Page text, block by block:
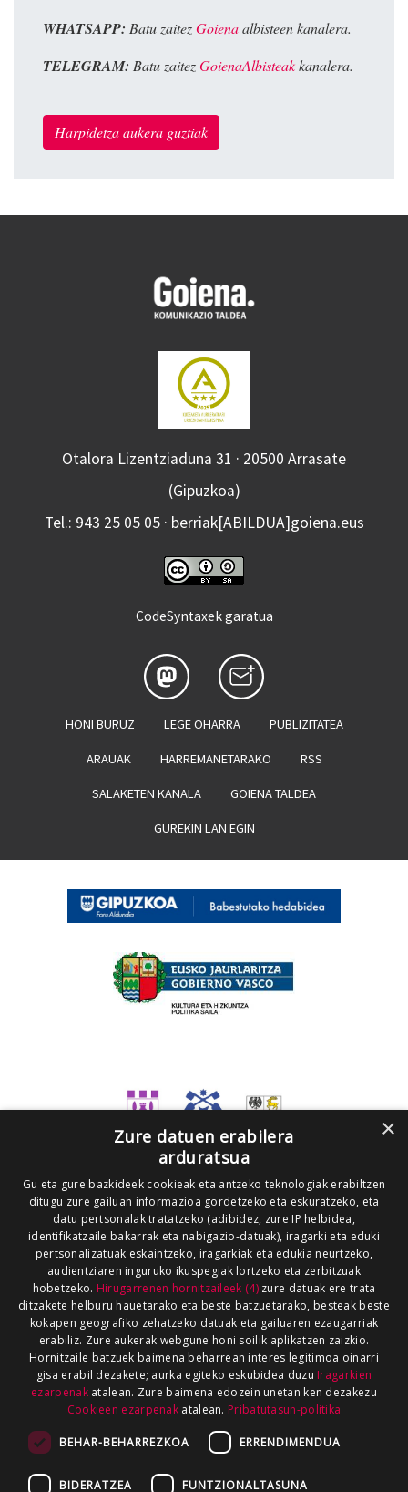
WHATSAPP: Batu zaitezGoienaalbisteen kanalera.
TELEGRAM: Batu zaitezGoienaAlbisteakkanalera.
Harpidetza aukera guztiak
Otalora Lizentziaduna 31 · 20500 Arrasate
(Gipuzkoa)
Tel.: 943 25 05 05 · berriak[ABILDUA]goiena.eus
CodeSyntaxek garatua
HONI BURUZ LEGE OHARRA PUBLIZITATEA
ARAUAK HARREMANETARAKO RSS
SALAKETEN KANALA GOIENA TALDEA
GUREKIN LAN EGIN
×
Zure datuen erabilera
arduratsua
Gu eta gure bazkideek cookieak eta antzeko teknologiak erabiltzen
ditugu zure gailuan informazioa gordetzeko eta eskuratzeko, eta
datu pertsonalak tratatzeko (adibidez, zure IP helbidea,
identifikatzaile bakarrak eta nabigazio-datuak), iragarki eta eduki
pertsonalizatuak eskaintzeko, iragarkiak eta edukia neurtzeko,
audientziaren inguruko ikuspegiak lortzeko eta zerbitzuak
hobetzeko. Hirugarrenen hornitzaileek (4)zure datuak ere trata
ditzakete helburu hauetarako eta beste batzuetarako, besteak beste
kokapen geografiko zehatzeko datuak eta gailuaren ezaugarriak
erabiliz. Zure aukerak webgune honi soilik aplikatzen zaizkio.
Hornitzaile batzuek baimena beharrean interes legitimoa oinarri
gisa erabil dezakete; aurka egiteko eskubidea duzu Iragarkien
ezarpenakatalean. Zure baimena edozein unetan ken dezakezu
Cookieen ezarpenak atalean. Pribatutasun-politika
BEHAR-BEHARREZKOA ERRENDIMENDUA
BIDERATZEA FUNTZIONALTASUNA